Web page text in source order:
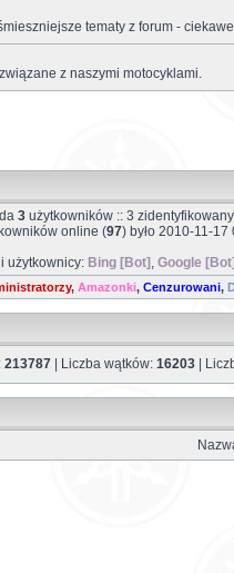
tematy z forum -
z naszymi motocyklami.
3 użytkowników :: 3
online (97) było 2010-11-17
użytkownicy: Bing [Bot] , Google [Bot]
, Amazonki, Cenzurowani,
213787 | Liczba wątków: 16203 |